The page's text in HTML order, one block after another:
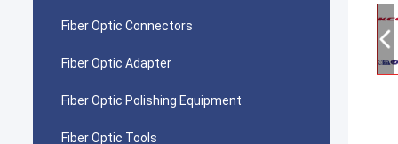
Fiber Optic Connectors
Fiber Optic Adapter
Fiber Optic Polishing Equipment
Fiber Optic Tools